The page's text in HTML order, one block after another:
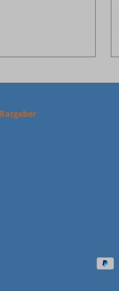
Ratgeber